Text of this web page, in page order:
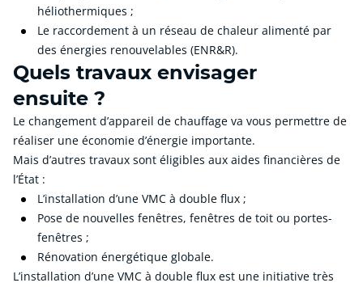
héliothermiques ;
Le raccordement à un réseau de chaleur alimenté par
des énergies renouvelables (ENR&R).
Quels travaux envisager
ensuite ?
Le changement d’appareil de chauffage va vous permettre de
réaliser une économie d’énergie importante.
Mais d’autres travaux sont éligibles aux aides financières de
l’État :
L’installation d’une VMC à double flux ;
Pose de nouvelles fenêtres, fenêtres de toit ou portes-
fenêtres ;
Rénovation énergétique globale.
L’installation d’une VMC à double flux est une initiative très